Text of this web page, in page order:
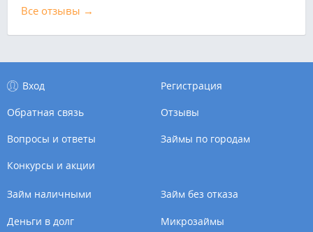
Все отзывы →
Вход
Регистрация
Обратная связь
Отзывы
Вопросы и ответы
Займы по городам
Конкурсы и акции
Займ наличными Займ без отказа
Деньги в долг Микрозаймы